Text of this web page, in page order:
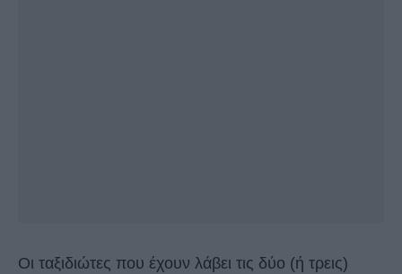
Οι ταξιδιώτες που έχουν λάβει τις δύο (ή τρεις)